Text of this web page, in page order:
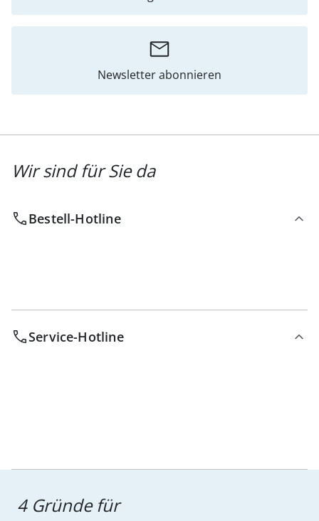
Newsletter abonnieren
Wir sind für Sie da
Bestell-Hotline
Service-Hotline
4 Gründe für